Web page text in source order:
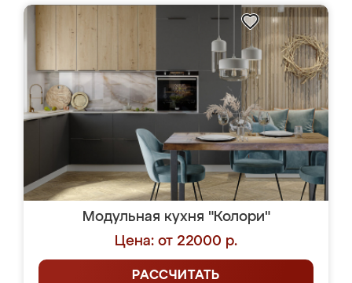
Модульная кухня "Колори"
Цена: от 22000 р.
РАССЧИТАТЬ